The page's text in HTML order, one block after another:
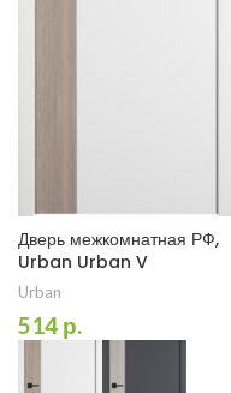
Дверь межкомнатная РФ,
Urban Urban V
Urban
514 р.